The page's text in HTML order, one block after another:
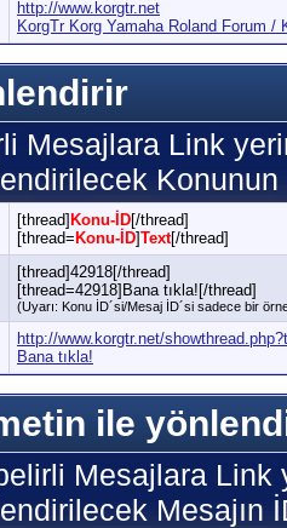
http://www.korgtr.net
KorgTr Korg Yamaha Roland Forum
Mesajlara Link
Konunun
[thread] Konu-İD[/thread]
[thread= Konu-İD]Text[/thread]
[thread]42918[/thread]
[thread=42918]Bana tıkla![/thread]
(Uyarı: Konu İD´si/Mesaj İD´si sadece bir
http://www.korgtr.net/
Bana tıkla!
ile
Mesajlara
Mesajın